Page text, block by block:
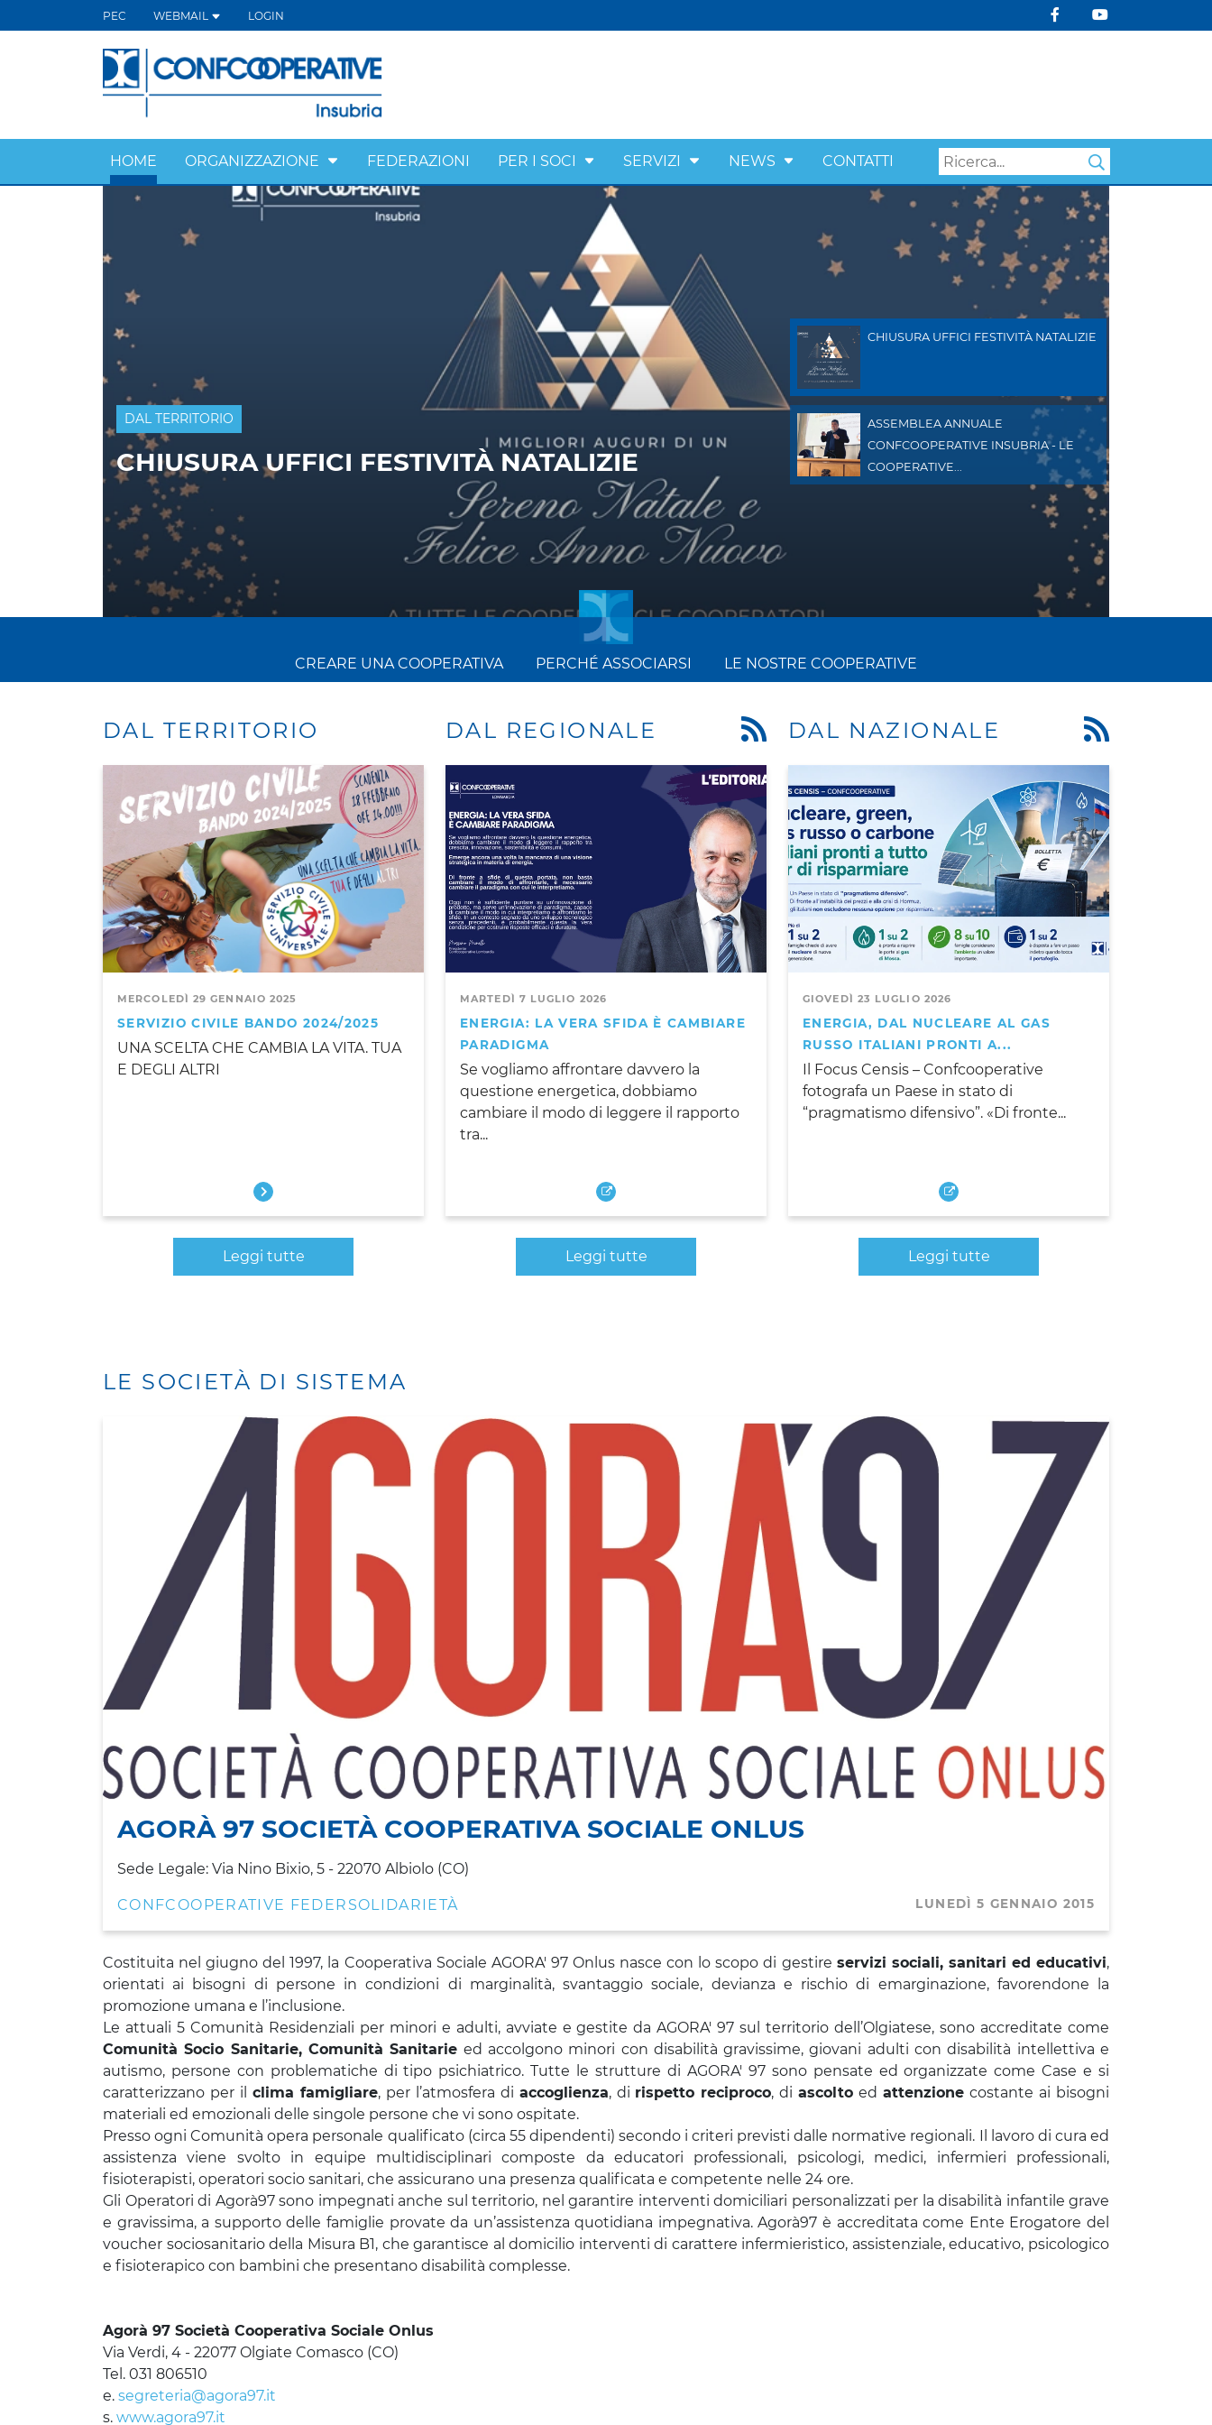
PEC WEBMAIL LOGIN
HOME ORGANIZZAZIONE FEDERAZIONI PER I SOCI SERVIZI NEWS CONTATTI
PRIMO PIANO
ASSEMBLEA ANNUALE CONFCOOPERATIVE
INSUBRIA - LE COOPERATIVE...
CHIUSURA UFFICI FESTIVITÀ NATALIZIE
ASSEMBLEA ANNUALE
CONFCOOPERATIVE INSUBRIA - LE
COOPERATIVE...
CREARE UNA COOPERATIVA PERCHÉ ASSOCIARSI LE NOSTRE COOPERATIVE
DAL TERRITORIO
MERCOLEDÌ 29 GENNAIO 2025
SERVIZIO CIVILE BANDO 2024/2025
UNA SCELTA CHE CAMBIA LA VITA. TUA
E DEGLI ALTRI
Leggi tutte
DAL REGIONALE
MARTEDÌ 7 LUGLIO 2026
ENERGIA: LA VERA SFIDA È CAMBIARE
PARADIGMA
Se vogliamo affrontare davvero la
questione energetica, dobbiamo
cambiare il modo di leggere il rapporto
tra...
Leggi tutte
DAL NAZIONALE
GIOVEDÌ 23 LUGLIO 2026
ENERGIA, DAL NUCLEARE AL GAS
RUSSO ITALIANI PRONTI A...
Il Focus Censis – Confcooperative
fotografa un Paese in stato di
“pragmatismo difensivo”. «Di fronte...
Leggi tutte
LE SOCIETÀ DI SISTEMA
AGORÀ 97 SOCIETÀ COOPERATIVA SOCIALE ONLUS
Sede Legale: Via Nino Bixio, 5 - 22070 Albiolo (CO)
CONFCOOPERATIVE FEDERSOLIDARIETÀ LUNEDÌ 5 GENNAIO 2015
Costituita nel giugno del 1997, la Cooperativa Sociale AGORA' 97 Onlus nasce con lo scopo di gestire servizi sociali, sanitari ed educativi,
orientati ai bisogni di persone in condizioni di marginalità, svantaggio sociale, devianza e rischio di emarginazione, favorendone la
promozione umana e l’inclusione.
Le attuali 5 Comunità Residenziali per minori e adulti, avviate e gestite da AGORA' 97 sul territorio dell’Olgiatese, sono accreditate come
Comunità Socio Sanitarie, Comunità Sanitarie ed accolgono minori con disabilità gravissime, giovani adulti con disabilità intellettiva e
autismo, persone con problematiche di tipo psichiatrico. Tutte le strutture di AGORA' 97 sono pensate ed organizzate come Case e si
caratterizzano per il clima famigliare, per l’atmosfera di accoglienza, di rispetto reciproco, diascolto edattenzione costante ai bisogni
materiali ed emozionali delle singole persone che vi sono ospitate.
Presso ogni Comunità opera personale qualificato (circa 55 dipendenti) secondo i criteri previsti dalle normative regionali. Il lavoro di cura ed
assistenza viene svolto in equipe multidisciplinari composte da educatori professionali, psicologi, medici, infermieri professionali,
fisioterapisti, operatori socio sanitari, che assicurano una presenza qualificata e competente nelle 24 ore.
Gli Operatori di Agorà97 sono impegnati anche sul territorio, nel garantire interventi domiciliari personalizzati per la disabilità infantile grave
e gravissima, a supporto delle famiglie provate da un’assistenza quotidiana impegnativa. Agorà97 è accreditata come Ente Erogatore del
voucher sociosanitario della Misura B1, che garantisce al domicilio interventi di carattere infermieristico, assistenziale, educativo, psicologico
e fisioterapico con bambini che presentano disabilità complesse.
Agorà 97 Società Cooperativa Sociale Onlus
Via Verdi, 4 - 22077 Olgiate Comasco (CO)
Tel. 031 806510
e. segreteria@agora97.it
s. www.agora97.it